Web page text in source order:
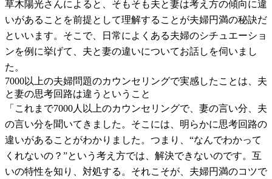
草木陽光さんによると、そもそも夫と妻は考え方の傾向に違
いがあることを前提として理解することが夫婦円満の秘訣だ
といいます。そこで、日常によくある夫婦のシチュエーショ
ンを例に挙げて、夫と妻の違いについてお話しを伺いまし
た。
7000以上の夫婦問題のカウンセリングで実感したことは、夫
と妻の思考回路は違うということ
「これまで7000人以上のカウンセリングで、妻の言い分、夫
の言い分を聞いてきました。そこには、明らかに思考回路の
違いがあることがわかりました。つまり、“なんでわかって
くれないの？”という考え方では、解決できないのです。互
いの特性を知り、対処する。それこそが、夫婦円満のコツで